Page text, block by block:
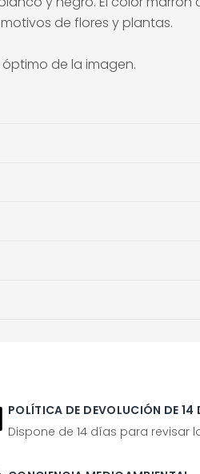
de flores y plantas.
de la imagen.
POLÍTICA DE DEVOLUCIÓN DE 14
Dispone de 14 días para revisar